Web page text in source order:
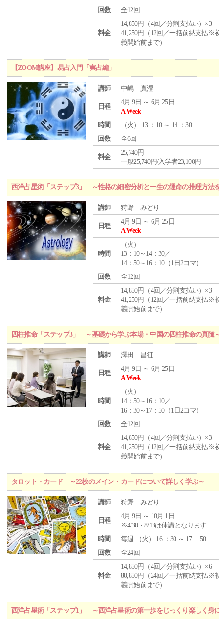
回数
全12回
料金
14,850円（4回／分割支払い）×3
41,250円（12回／一括前納支払※
義開始前まで）
【ZOOM講座】易占入門「実占編」
講師 中嶋 真澄
日程
4月 9日 ～ 6月 25日
A Week
時間
（火 ） 13 ：10 ～ 14 ：30
回数
全6回
料金
25,740円
一般25,740円/入学者23,100円
西洋占星術「ステップ3」 ～性格の細密分析と一生の運命の推理方法
講師 狩野 みどり
日程
4月 9日 ～ 6月 25日
A Week
時間
（火 ）
13：10～14：30／
14：50～16：10（1日2コマ）
回数
全12回
料金
14,850円（4回／分割支払い）×3
41,250円（12回／一括前納支払※
義開始前まで）
四柱推命「ステップ3」 ～基礎から学ぶ本場・中国の四柱推命の真髄
講師 澤田 昌征
日程
4月 9日 ～ 6月 25日
A Week
時間
（火 ）
14：50～16：10／
16：30～17：50（1日2コマ）
回数
全12回
料金
14,850円（4回／分割支払い）×3
41,250円（12回／一括前納支払※
義開始前まで）
タロット・カード ～22枚のメイン・カードについて詳しく学ぶ～
講師 狩野 みどり
日程
4月 9日 ～ 10月 1日
※4/30・8/13は休講となります
時間
毎週 （火 ） 16 ：30 ～ 17 ：50
回数
全24回
料金
14,850円（4回／分割支払い）×6
80,850円（24回／一括前納支払※
義開始前まで）
西洋占星術「ステップ1」 ～西洋占星術の第一歩をじっくり楽しく身